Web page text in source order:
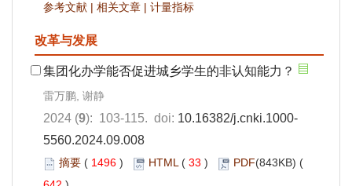
参考文献 | 相关文章 | 计量指标
改革与发展
集团化办学能否促进城乡学生的非认知能力？
雷万鹏, 谢静
2024 (9): 103-115. doi: 10.16382/j.cnki.1000-
5560.2024.09.008
摘要 ( 1496 ) HTML( 33 ) PDF(843KB) (